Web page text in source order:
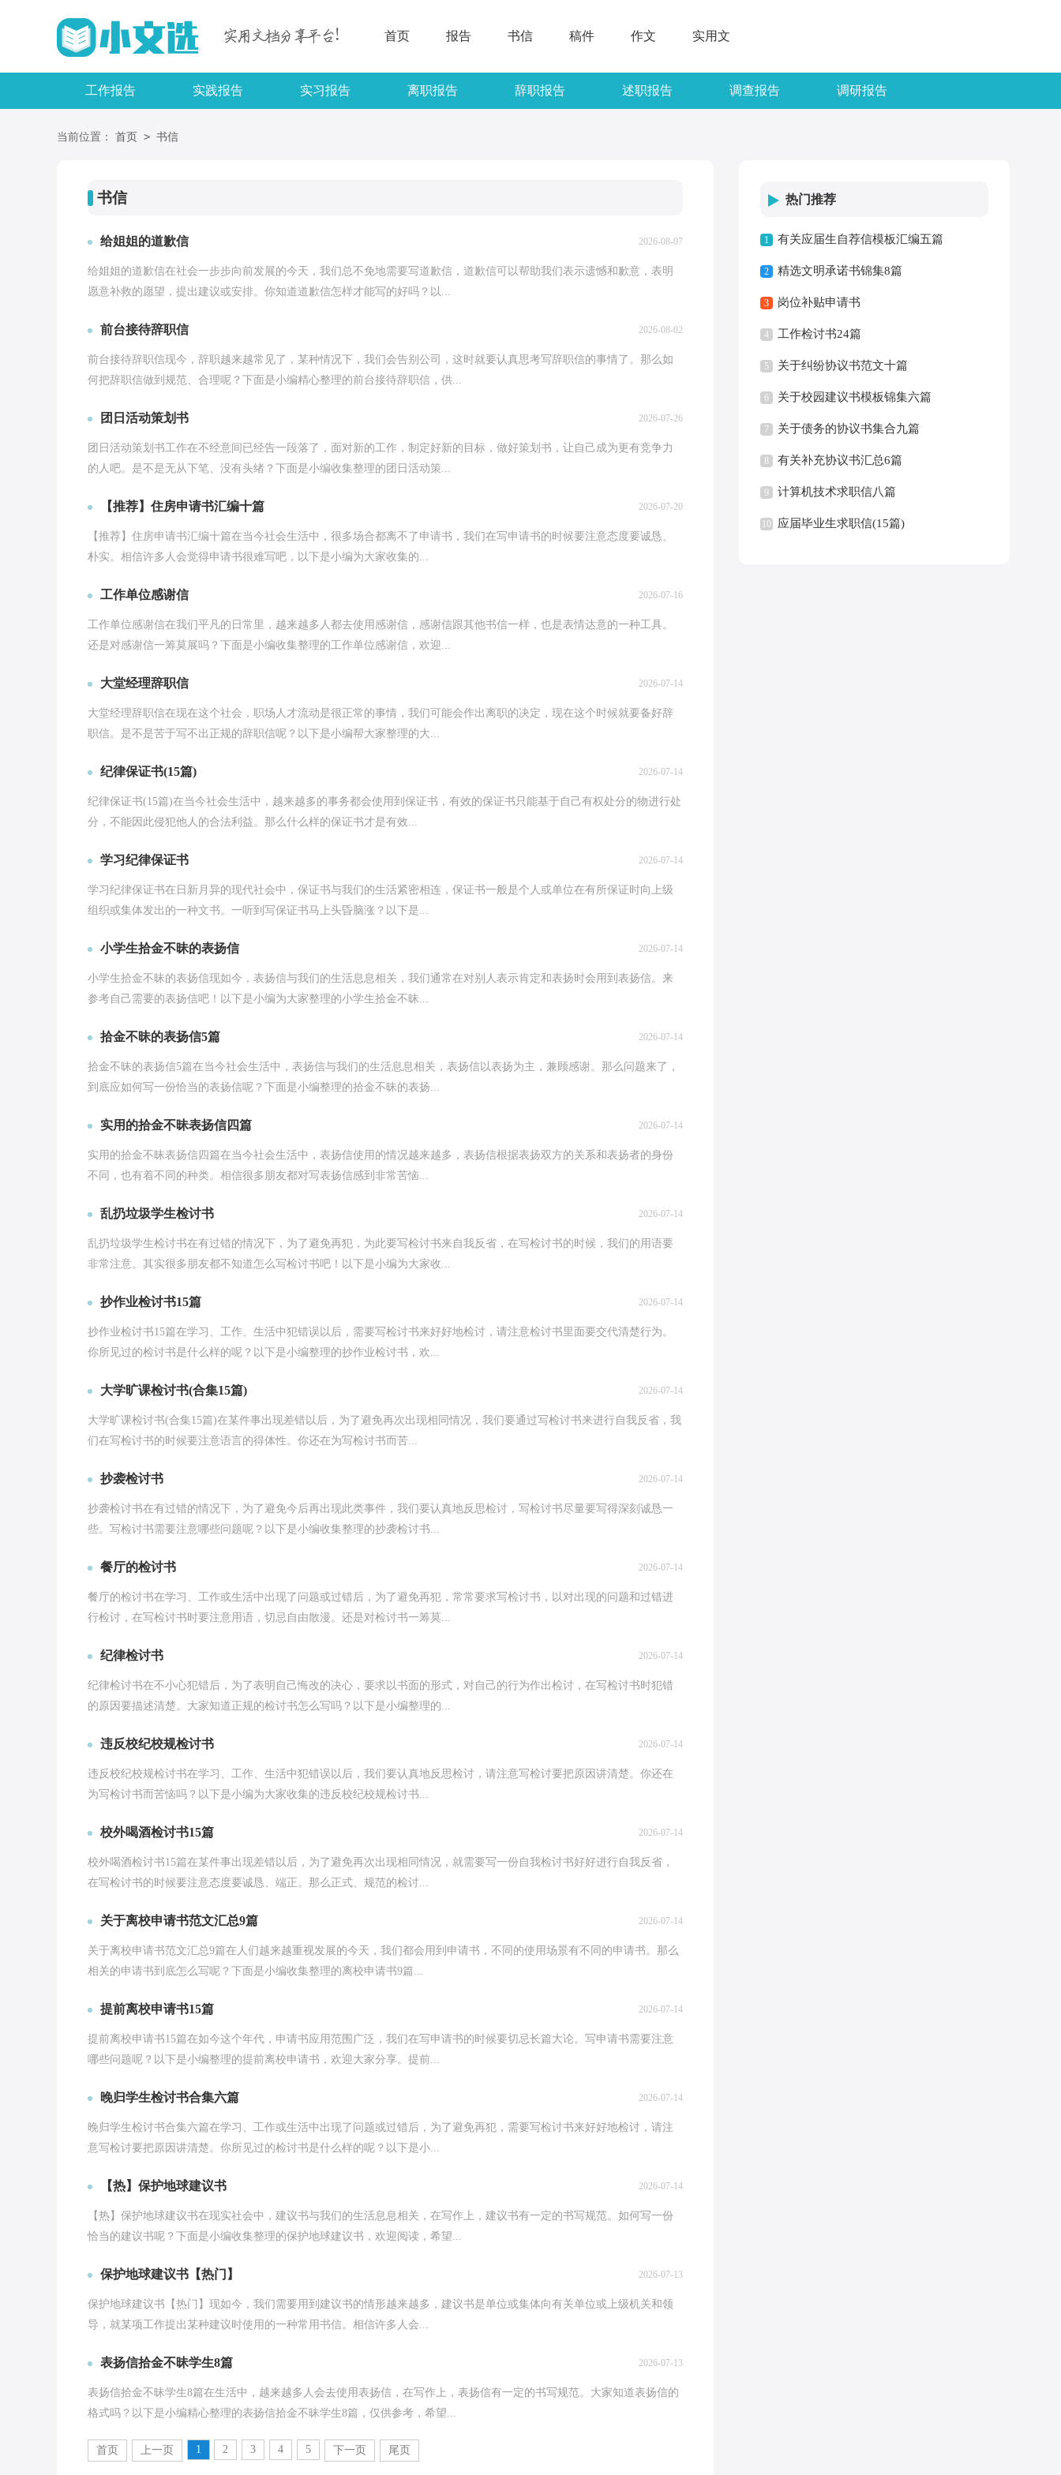
首页 报告 书信 稿件 作文 实用文
工作报告 实践报告 实习报告 离职报告 辞职报告 述职报告 调查报告 调研报告
当前位置： 首页 > 书信
书信
给姐姐的道歉信 2026-08-07
给姐姐的道歉信在社会一步步向前发展的今天，我们总不免地需要写道歉信，道歉信可以帮助我们表示遗憾和歉意，表明
愿意补救的愿望，提出建议或安排。你知道道歉信怎样才能写的好吗？以...
前台接待辞职信 2026-08-02
前台接待辞职信现今，辞职越来越常见了，某种情况下，我们会告别公司，这时就要认真思考写辞职信的事情了。那么如
何把辞职信做到规范、合理呢？下面是小编精心整理的前台接待辞职信，供...
团日活动策划书 2026-07-26
团日活动策划书工作在不经意间已经告一段落了，面对新的工作，制定好新的目标，做好策划书，让自己成为更有竞争力
的人吧。是不是无从下笔、没有头绪？下面是小编收集整理的团日活动策...
【推荐】住房申请书汇编十篇 2026-07-20
【推荐】住房申请书汇编十篇在当今社会生活中，很多场合都离不了申请书，我们在写申请书的时候要注意态度要诚恳、
朴实。相信许多人会觉得申请书很难写吧，以下是小编为大家收集的...
工作单位感谢信 2026-07-16
工作单位感谢信在我们平凡的日常里，越来越多人都去使用感谢信，感谢信跟其他书信一样，也是表情达意的一种工具。
还是对感谢信一筹莫展吗？下面是小编收集整理的工作单位感谢信，欢迎...
大堂经理辞职信 2026-07-14
大堂经理辞职信在现在这个社会，职场人才流动是很正常的事情，我们可能会作出离职的决定，现在这个时候就要备好辞
职信。是不是苦于写不出正规的辞职信呢？以下是小编帮大家整理的大...
纪律保证书(15篇) 2026-07-14
纪律保证书(15篇)在当今社会生活中，越来越多的事务都会使用到保证书，有效的保证书只能基于自己有权处分的物进行处
分，不能因此侵犯他人的合法利益。那么什么样的保证书才是有效...
学习纪律保证书 2026-07-14
学习纪律保证书在日新月异的现代社会中，保证书与我们的生活紧密相连，保证书一般是个人或单位在有所保证时向上级
组织或集体发出的一种文书。一听到写保证书马上头昏脑涨？以下是...
小学生拾金不昧的表扬信 2026-07-14
小学生拾金不昧的表扬信现如今，表扬信与我们的生活息息相关，我们通常在对别人表示肯定和表扬时会用到表扬信。来
参考自己需要的表扬信吧！以下是小编为大家整理的小学生拾金不昧...
拾金不昧的表扬信5篇 2026-07-14
拾金不昧的表扬信5篇在当今社会生活中，表扬信与我们的生活息息相关，表扬信以表扬为主，兼顾感谢。那么问题来了，
到底应如何写一份恰当的表扬信呢？下面是小编整理的拾金不昧的表扬...
实用的拾金不昧表扬信四篇 2026-07-14
实用的拾金不昧表扬信四篇在当今社会生活中，表扬信使用的情况越来越多，表扬信根据表扬双方的关系和表扬者的身份
不同，也有着不同的种类。相信很多朋友都对写表扬信感到非常苦恼...
乱扔垃圾学生检讨书 2026-07-14
乱扔垃圾学生检讨书在有过错的情况下，为了避免再犯，为此要写检讨书来自我反省，在写检讨书的时候，我们的用语要
非常注意。其实很多朋友都不知道怎么写检讨书吧！以下是小编为大家收...
抄作业检讨书15篇 2026-07-14
抄作业检讨书15篇在学习、工作、生活中犯错误以后，需要写检讨书来好好地检讨，请注意检讨书里面要交代清楚行为。
你所见过的检讨书是什么样的呢？以下是小编整理的抄作业检讨书，欢...
大学旷课检讨书(合集15篇) 2026-07-14
大学旷课检讨书(合集15篇)在某件事出现差错以后，为了避免再次出现相同情况，我们要通过写检讨书来进行自我反省，我
们在写检讨书的时候要注意语言的得体性。你还在为写检讨书而苦...
抄袭检讨书 2026-07-14
抄袭检讨书在有过错的情况下，为了避免今后再出现此类事件，我们要认真地反思检讨，写检讨书尽量要写得深刻诚恳一
些。写检讨书需要注意哪些问题呢？以下是小编收集整理的抄袭检讨书...
餐厅的检讨书 2026-07-14
餐厅的检讨书在学习、工作或生活中出现了问题或过错后，为了避免再犯，常常要求写检讨书，以对出现的问题和过错进
行检讨，在写检讨书时要注意用语，切忌自由散漫。还是对检讨书一筹莫...
纪律检讨书 2026-07-14
纪律检讨书在不小心犯错后，为了表明自己悔改的决心，要求以书面的形式，对自己的行为作出检讨，在写检讨书时犯错
的原因要描述清楚。大家知道正规的检讨书怎么写吗？以下是小编整理的...
违反校纪校规检讨书 2026-07-14
违反校纪校规检讨书在学习、工作、生活中犯错误以后，我们要认真地反思检讨，请注意写检讨要把原因讲清楚。你还在
为写检讨书而苦恼吗？以下是小编为大家收集的违反校纪校规检讨书...
校外喝酒检讨书15篇 2026-07-14
校外喝酒检讨书15篇在某件事出现差错以后，为了避免再次出现相同情况，就需要写一份自我检讨书好好进行自我反省，
在写检讨书的时候要注意态度要诚恳、端正。那么正式、规范的检讨...
关于离校申请书范文汇总9篇 2026-07-14
关于离校申请书范文汇总9篇在人们越来越重视发展的今天，我们都会用到申请书，不同的使用场景有不同的申请书。那么
相关的申请书到底怎么写呢？下面是小编收集整理的离校申请书9篇...
提前离校申请书15篇 2026-07-14
提前离校申请书15篇在如今这个年代，申请书应用范围广泛，我们在写申请书的时候要切忌长篇大论。写申请书需要注意
哪些问题呢？以下是小编整理的提前离校申请书，欢迎大家分享。提前...
晚归学生检讨书合集六篇 2026-07-14
晚归学生检讨书合集六篇在学习、工作或生活中出现了问题或过错后，为了避免再犯，需要写检讨书来好好地检讨，请注
意写检讨要把原因讲清楚。你所见过的检讨书是什么样的呢？以下是小...
【热】保护地球建议书 2026-07-14
【热】保护地球建议书在现实社会中，建议书与我们的生活息息相关，在写作上，建议书有一定的书写规范。如何写一份
恰当的建议书呢？下面是小编收集整理的保护地球建议书，欢迎阅读，希望...
保护地球建议书【热门】 2026-07-13
保护地球建议书【热门】现如今，我们需要用到建议书的情形越来越多，建议书是单位或集体向有关单位或上级机关和领
导，就某项工作提出某种建议时使用的一种常用书信。相信许多人会...
表扬信拾金不昧学生8篇 2026-07-13
表扬信拾金不昧学生8篇在生活中，越来越多人会去使用表扬信，在写作上，表扬信有一定的书写规范。大家知道表扬信的
格式吗？以下是小编精心整理的表扬信拾金不昧学生8篇，仅供参考，希望...
首页 上一页 1 2 3 4 5 下一页 尾页
热门推荐
1 有关应届生自荐信模板汇编五篇
2 精选文明承诺书锦集8篇
3 岗位补贴申请书
4 工作检讨书24篇
5 关于纠纷协议书范文十篇
6 关于校园建议书模板锦集六篇
7 关于债务的协议书集合九篇
8 有关补充协议书汇总6篇
9 计算机技术求职信八篇
10 应届毕业生求职信(15篇)